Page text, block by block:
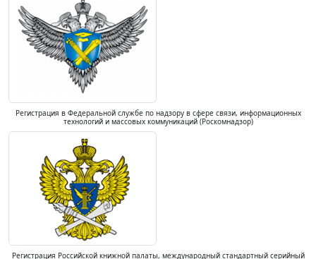
Регистрация в Федеральной службе по надзору в сфере связи, информационных
технологий и массовых коммуникаций (Роскомнадзор)
Регистрация Российской книжной палаты, международный стандартный серийный